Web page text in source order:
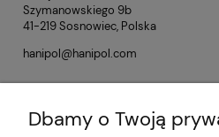
Szymanowskiego 9b
41-219 Sosnowiec, Polska
hanipol@hanipol.com
Opinie o produkcie (0)
Dbamy o Twoją